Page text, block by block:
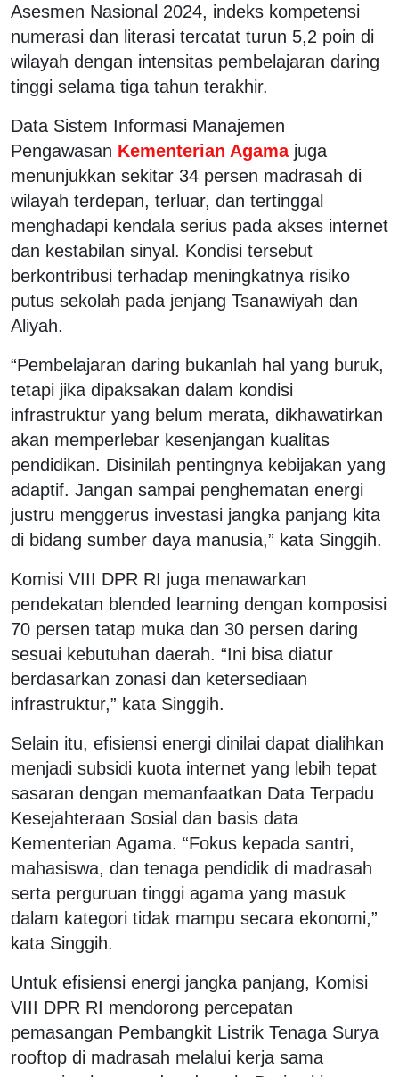
Asesmen Nasional 2024, indeks kompetensi
numerasi dan literasi tercatat turun 5,2 poin di
wilayah dengan intensitas pembelajaran daring
tinggi selama tiga tahun terakhir.
Data Sistem Informasi Manajemen
Pengawasan Kementerian Agama juga
menunjukkan sekitar 34 persen madrasah di
wilayah terdepan, terluar, dan tertinggal
menghadapi kendala serius pada akses internet
dan kestabilan sinyal. Kondisi tersebut
berkontribusi terhadap meningkatnya risiko
putus sekolah pada jenjang Tsanawiyah dan
Aliyah.
“Pembelajaran daring bukanlah hal yang buruk,
tetapi jika dipaksakan dalam kondisi
infrastruktur yang belum merata, dikhawatirkan
akan memperlebar kesenjangan kualitas
pendidikan. Disinilah pentingnya kebijakan yang
adaptif. Jangan sampai penghematan energi
justru menggerus investasi jangka panjang kita
di bidang sumber daya manusia,” kata Singgih.
Komisi VIII DPR RI juga menawarkan
pendekatan blended learning dengan komposisi
70 persen tatap muka dan 30 persen daring
sesuai kebutuhan daerah. “Ini bisa diatur
berdasarkan zonasi dan ketersediaan
infrastruktur,” kata Singgih.
Selain itu, efisiensi energi dinilai dapat dialihkan
menjadi subsidi kuota internet yang lebih tepat
sasaran dengan memanfaatkan Data Terpadu
Kesejahteraan Sosial dan basis data
Kementerian Agama. “Fokus kepada santri,
mahasiswa, dan tenaga pendidik di madrasah
serta perguruan tinggi agama yang masuk
dalam kategori tidak mampu secara ekonomi,”
kata Singgih.
Untuk efisiensi energi jangka panjang, Komisi
VIII DPR RI mendorong percepatan
pemasangan Pembangkit Listrik Tenaga Surya
rooftop di madrasah melalui kerja sama